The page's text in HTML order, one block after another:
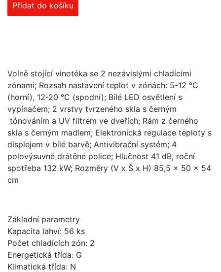
Přidat do košíku
Volně stojící vinotéka se 2 nezávislými chladícími
zónami; Rozsah nastavení teplot v zónách: 5-12 °C
(horní), 12-20 °C (spodní); Bílé LED osvětlení s
vypínačem; 2 vrstvy tvrzeného skla s černým
tónováním a UV filtrem ve dveřích; Rám z černého
skla s černým madlem; Elektronická regulace teploty s
displejem v bílé barvě; Antivibrační systém; 4
polovýsuvné drátěné police; Hlučnost 41 dB, roční
spotřeba 132 kW; Rozměry (V x Š x H) 85,5 x 50 x 54
cm
Základní parametry
Kapacita lahví: 56 ks
Počet chladících zón: 2
Energetická třída: G
Klimatická třída: N